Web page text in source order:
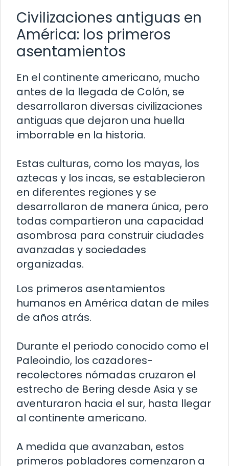
Civilizaciones antiguas en
América: los primeros
asentamientos
En el continente americano, mucho
antes de la llegada de Colón, se
desarrollaron diversas civilizaciones
antiguas que dejaron una huella
imborrable en la historia.
Estas culturas, como los mayas, los
aztecas y los incas, se establecieron
en diferentes regiones y se
desarrollaron de manera única, pero
todas compartieron una capacidad
asombrosa para construir ciudades
avanzadas y sociedades
organizadas.
Los primeros asentamientos
humanos en América datan de miles
de años atrás.
Durante el periodo conocido como el
Paleoindio, los cazadores-
recolectores nómadas cruzaron el
estrecho de Bering desde Asia y se
aventuraron hacia el sur, hasta llegar
al continente americano.
A medida que avanzaban, estos
primeros pobladores comenzaron a